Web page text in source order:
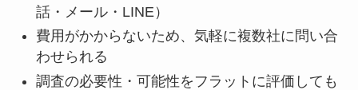
話・メール・LINE）
費用がかからないため、気軽に複数社に問い合
わせられる
調査の必要性・可能性をフラットに評価しても